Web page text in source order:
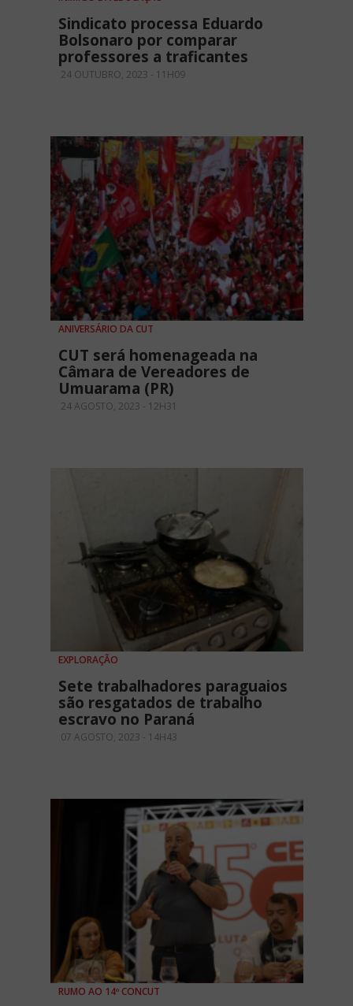
Sindicato processa Eduardo
Bolsonaro por comparar
professores a traficantes
24 OUTUBRO, 2023 - 11H09
ANIVERSÁRIO DA CUT
CUT será homenageada na
Câmara de Vereadores de
Umuarama (PR)
24 AGOSTO, 2023 - 12H31
EXPLORAÇÃO
Sete trabalhadores paraguaios
são resgatados de trabalho
escravo no Paraná
07 AGOSTO, 2023 - 14H43
RUMO AO 14º CONCUT